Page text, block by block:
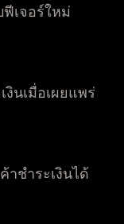
เจอร์ใหม่
นเมื่อเผยแพร่
าชำระเงินได้